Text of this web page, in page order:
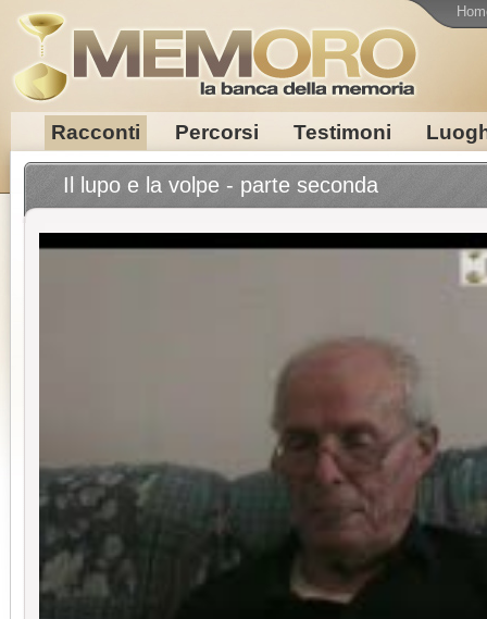
Racconti Percorsi Testimoni
Il lupo e la volpe - parte seconda